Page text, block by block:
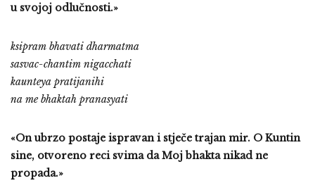
u svojoj odlučnosti.»
ksipram bhavati dharmatma
sasvac-chantim nigacchati
kaunteya pratijanihi
na me bhaktah pranasyati
«On ubrzo postaje ispravan i stječe trajan mir. O Kuntin
sine, otvoreno reci svima da Moj bhakta nikad ne
propada.»